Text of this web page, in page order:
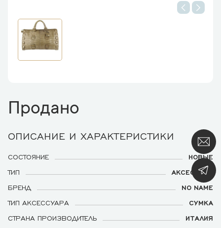
Продано
ОПИСАНИЕ И ХАРАКТЕРИСТИКИ
СОСТОЯНИЕ
НОВЫЕ
ТИП
АКСЕССУАР
БРЕНД
NO NAME
ТИП АКСЕССУАРА
СУМКА
СТРАНА ПРОИЗВОДИТЕЛЬ
ИТАЛИЯ